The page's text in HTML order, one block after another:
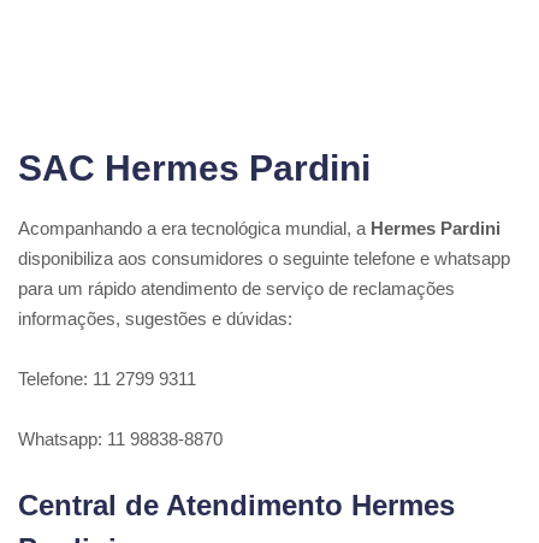
SAC Hermes Pardini
Acompanhando a era tecnológica mundial, a Hermes Pardini
disponibiliza aos consumidores o seguinte telefone e whatsapp
para um rápido atendimento de serviço de reclamações
informações, sugestões e dúvidas:
Telefone: 11 2799 9311
Whatsapp: 11 98838-8870
Central de Atendimento Hermes